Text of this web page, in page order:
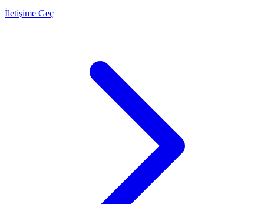
İletişime Geç